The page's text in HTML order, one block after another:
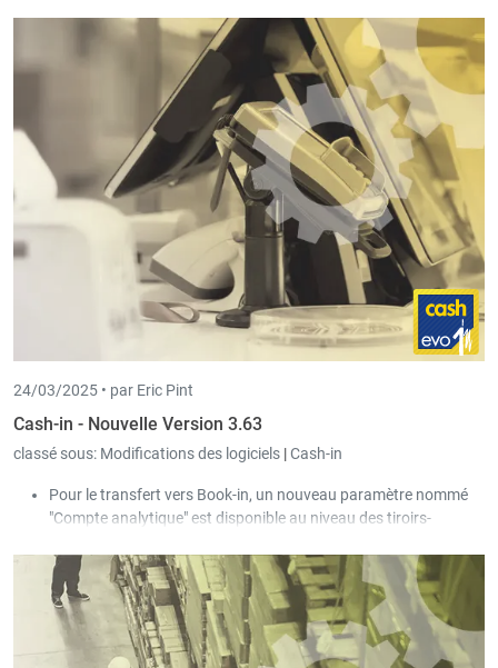
sous-articles de l’article combiné. Cela permet de modifier de
manière encore plus flexible la composition d'un article combiné
dans la commande.
24/03/2025 • par Eric Pint
Cash-in - Nouvelle Version 3.63
classé sous: Modifications des logiciels |Cash-in
Pour le transfert vers Book-in, un nouveau paramètre nommé
"Compte analytique" est disponible au niveau des tiroirs-
manière analytique les lignes du journal de caisse.
Dans le transfert vers Trade-in, il est maintenant possible de
définir que la date de validité d'une carte client soit sauvegardée
dans le document « bon de livraison » de Trade-in. Cela permet
d'afficher cette information lors des impressions ou de la filtrer